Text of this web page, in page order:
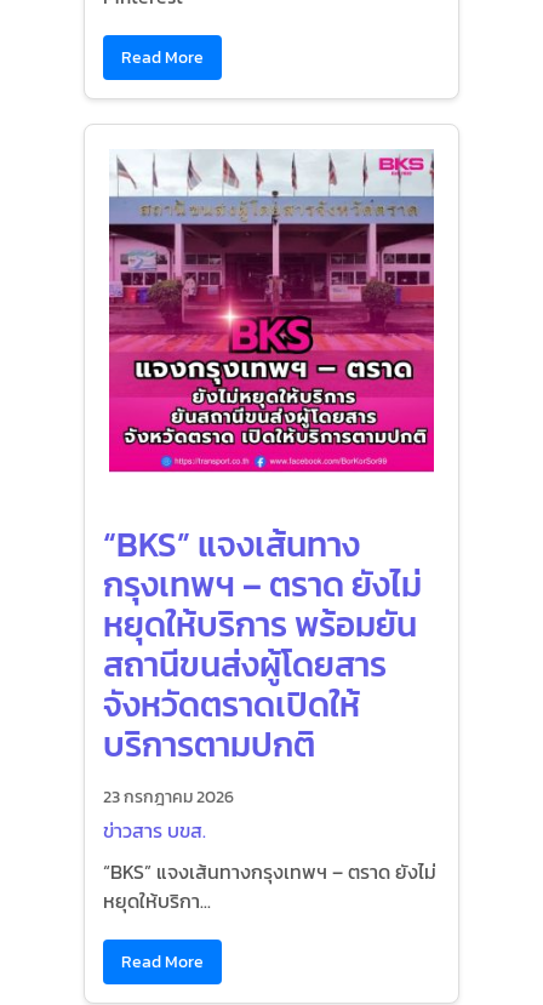
Read More
“BKS” แจงเส้นทาง
กรุงเทพฯ – ตราด ยังไม่
หยุดให้บริการ พร้อมยัน
สถานีขนส่งผู้โดยสาร
จังหวัดตราดเปิดให้
บริการตามปกติ
23 กรกฎาคม 2026
ข่าวสาร บขส.
“BKS” แจงเส้นทางกรุงเทพฯ – ตราด ยังไม่
หยุดให้บริกา...
Read More